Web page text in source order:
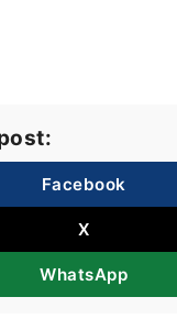
Facebook
X
WhatsApp